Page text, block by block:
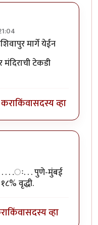
जमला आहे.by
मार्गे येईन
मंदिराची टेकडी
किंवासदस्य व्हा
. . . . .ः. . . पुणे-मुंबई
वृद्धी.
किंवासदस्य व्हा